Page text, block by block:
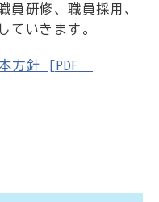
員研修、職員採用、
ていきます。
方針 [PDF｜